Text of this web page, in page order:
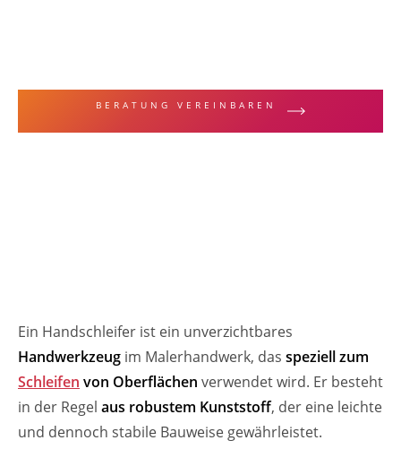
BERATUNG VEREINBAREN
Ein Handschleifer ist ein unverzichtbares
Handwerkzeug im Malerhandwerk, das speziell zum
Schleifen von Oberflächen verwendet wird. Er besteht
in der Regel aus robustem Kunststoff, der eine leichte
und dennoch stabile Bauweise gewährleistet.